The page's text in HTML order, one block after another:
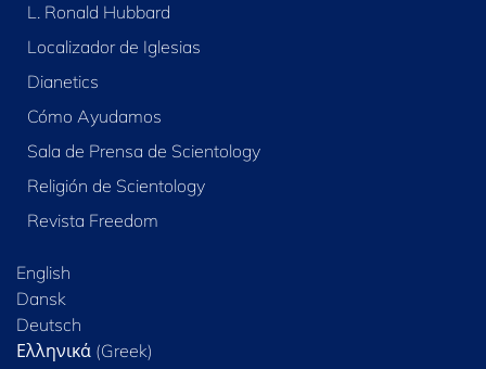
L. Ronald Hubbard
Localizador de Iglesias
Dianetics
Cómo Ayudamos
Sala de Prensa de Scientology
Religión de Scientology
Revista Freedom
English
Dansk
Deutsch
Ελληνικά (Greek)